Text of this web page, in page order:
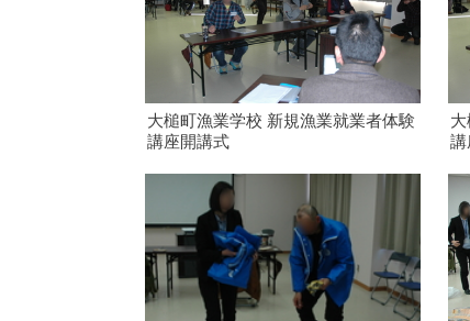
大槌町漁業学校 新規漁業就業者体験
講座開講式